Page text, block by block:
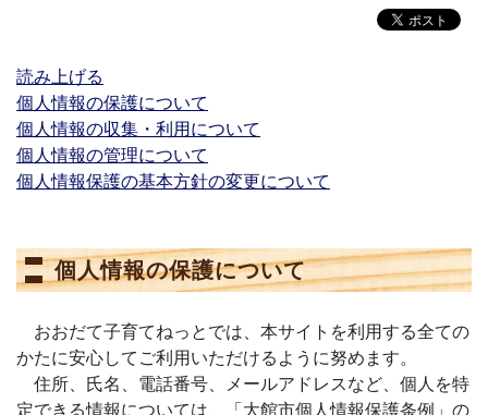
読み上げる
個人情報の保護について
個人情報の収集・利用について
個人情報の管理について
個人情報保護の基本方針の変更について
個人情報の保護について
おおだて子育てねっとでは、本サイトを利用する全ての
かたに安心してご利用いただけるように努めます。
住所、氏名、電話番号、メールアドレスなど、個人を特
定できる情報については、「大館市個人情報保護条例」の